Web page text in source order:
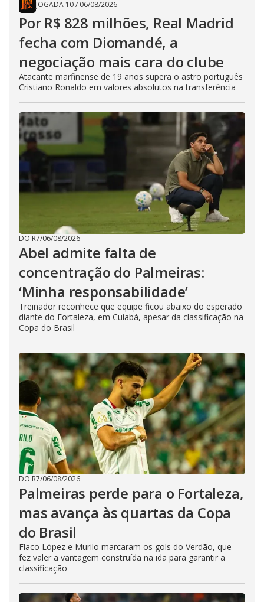
JOGADA 10/ 06/08/2026
Por R$ 828 milhões, Real Madrid
fecha com Diomandé, a
negociação mais cara do clube
Atacante marfinense de 19 anos supera o astro português
Cristiano Ronaldo em valores absolutos na transferência
DO R7/06/08/2026
Abel admite falta de
concentração do Palmeiras:
‘Minha responsabilidade’
Treinador reconhece que equipe ficou abaixo do esperado
diante do Fortaleza, em Cuiabá, apesar da classificação na
Copa do Brasil
DO R7/06/08/2026
Palmeiras perde para o Fortaleza,
mas avança às quartas da Copa
do Brasil
Flaco López e Murilo marcaram os gols do Verdão, que
fez valer a vantagem construída na ida para garantir a
classificação